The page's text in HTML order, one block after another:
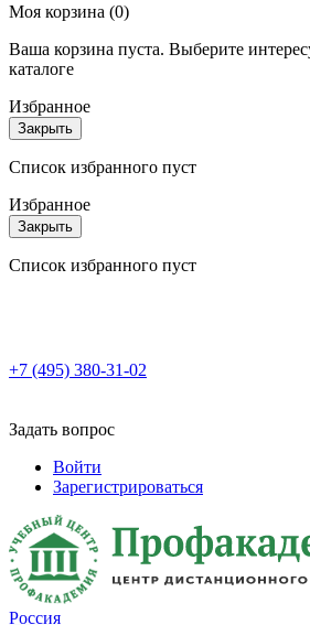
Моя корзина (0)
Ваша корзина пуста. Выберите
каталоге
Избранное
Закрыть
Список избранного пуст
Избранное
Закрыть
Список избранного пуст
+7 (495) 380-31-02
Задать вопрос
Войти
Зарегистрироваться
Россия